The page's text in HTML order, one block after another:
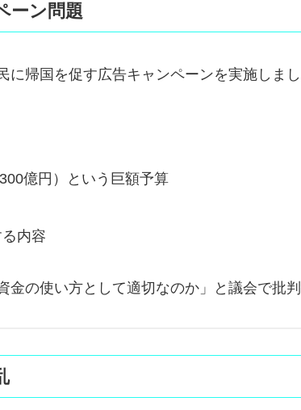
ーン問題
に帰国を促す広告キャンペーンを実施しまし
億円）という巨額予算
内容
金の使い方として適切なのか」と議会で批判